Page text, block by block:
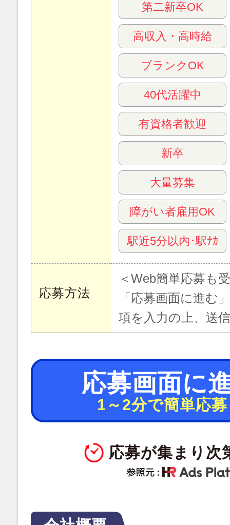
第二新卒OK
高収入・高時給
ブランクOK
40代活躍中
有資格者歓迎
新卒
大量募集
障がい者雇用OK
駅近5分以内･駅ﾅｶ
応募方法
＜Web簡単応募も
「応募画面に進む
項を入力の上、送
応募画面に
1～2分で簡単応
応募が集まり次